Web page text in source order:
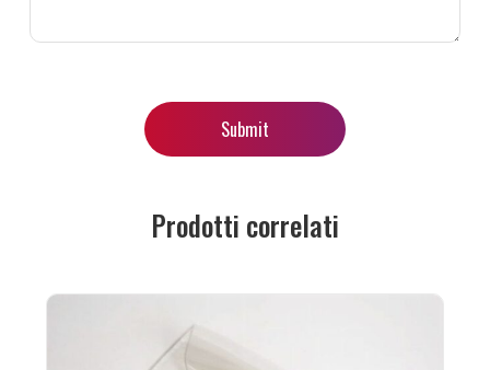
Prodotti correlati